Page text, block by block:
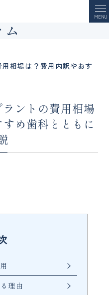
MENU
ム
相場は？費用内訳やおす
ントの費用相場
め歯科とともに
理由